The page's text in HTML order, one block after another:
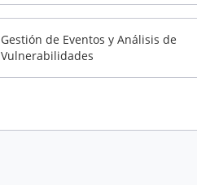
Gestión de Eventos y Análisis de
Vulnerabilidades